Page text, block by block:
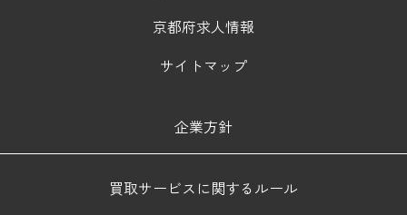
京都府求人情報
サイトマップ
企業方針
買取サービスに関するルール